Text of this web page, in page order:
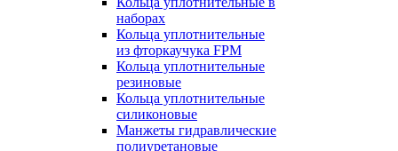
наборах
Кольца уплотнительные
из фторкаучука FPM
Кольца уплотнительные
резиновые
Кольца уплотнительные
силиконовые
Манжеты гидравлические
полиуретановые